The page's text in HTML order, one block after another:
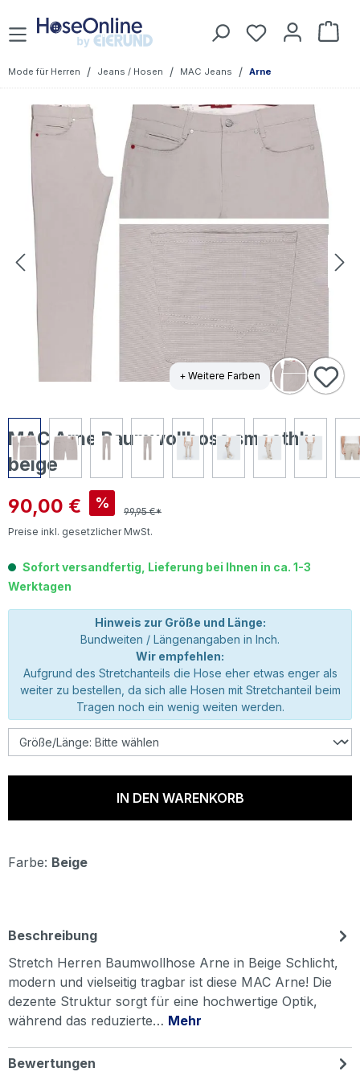
Zum Hauptinhalt springen Du hast 0
Mode für Herren / Jeans / Hosen / MAC Jeans / Arne
Bildergalerie überspringen
+ Weitere Farben
MAC Arne Baumwollhose smoothly
beige
Verkaufspreis:
90,00 € %
99,95 €*
Preise inkl. gesetzlicher MwSt.
Sofort versandfertig, Lieferung bei Ihnen in ca. 1-3
Werktagen
Hinweis zur Größe und Länge:
Bundweiten / Längenangaben in Inch.
Wir empfehlen:
Aufgrund des Stretchanteils die Hose eher etwas enger als
weiter zu bestellen, da sich alle Hosen mit Stretchanteil beim
Tragen noch ein wenig weiten werden.
IN DEN WARENKORB
Farbe: Beige
Beschreibung
Stretch Herren Baumwollhose Arne in Beige Schlicht,
modern und vielseitig tragbar ist diese MAC Arne! Die
dezente Struktur sorgt für eine hochwertige Optik,
während das reduzierte… Mehr
Bewertungen